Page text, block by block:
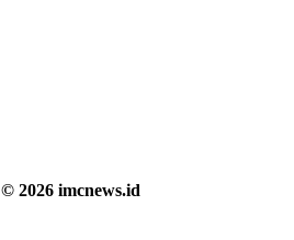
© 2026 imcnews.id